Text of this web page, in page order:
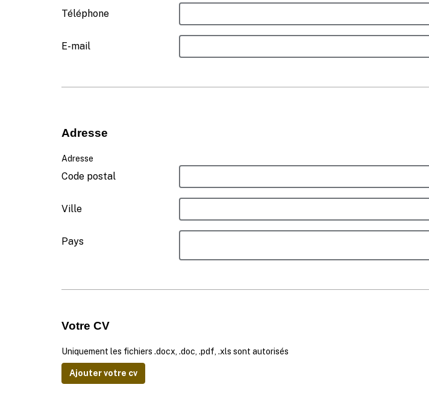
Téléphone
E-mail
Adresse
Adresse
Code postal
Ville
Pays
Votre CV
Uniquement les fichiers .docx, .doc, .pdf, .xls sont autorisés
Ajouter votre cv